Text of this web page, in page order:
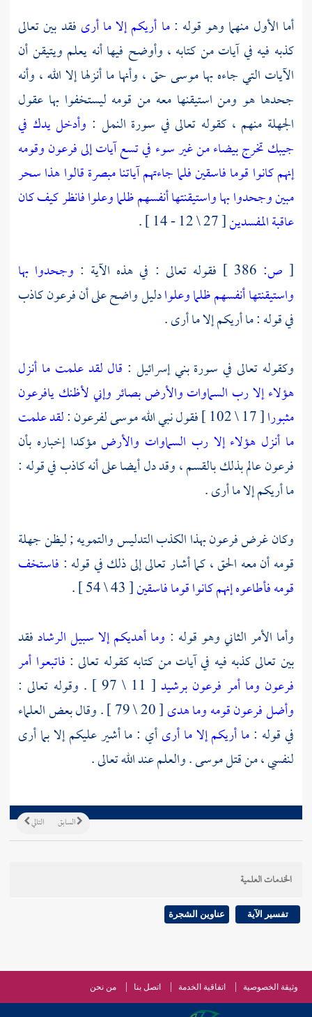
أما الأول منهما وهو قوله :ما أريكم إلا ما أرى فقد بين تعالى
كذبه فيه في آيات من كتابه ، وأوضح فيها أنه يعلم ويتيقن أن
الآيات التي جاءه بهاموسىحق ، وأنها ما أنزلها إلا الله ، وأنه
جحدها هو ومن استيقنها معه من قومه ليستخفوا بها عقول
الجهلة منهم ، كقوله تعالى في سورة النمل : وأدخل يدك في
جيبك تخرج بيضاء من غير سوء في تسع آيات إلى فرعون وقومه
إنهم كانوا قوما فاسقينفلما جاءتهم آياتنا مبصرة قالوا هذا سحر
مبينوجحدوا بها واستيقنتها أنفسهم ظلما وعلوا فانظر كيف كان
عاقبة المفسدين[ 27 \ 12 - 14 ] .
[ ص: فقوله تعالى : في هذه الآية : وجحدوا بها
واستيقنتها أنفسهم ظلما وعلوادليل واضح على أنفرعونكاذب
في قوله : ما أريكم إلا ما أرى .
وكقوله تعالى في سورةبني إسرائيل : قال لقد علمت ما أنزل
هؤلاء إلا رب السماوات والأرض بصائر وإني لأظنك يافرعون
مثبورا[ 17 \ 102 ] فقول نبي الله موسىلفرعون:لقد علمت
ما أنزل هؤلاء إلا رب السماوات والأرضمؤكدا إخباره بأن
فرعون عالم بذلك بالقسم ، وقد دل أيضا على أنه كاذب في قوله :
ما أريكم إلا ما أرى .
وكان غرضفرعونبهذا الكذب التدليس والتمويه ; ليظن جهلة
قومه أن معه الحق ، كما أشار تعالى إلى ذلك في قوله : فاستخف
قومه فأطاعوه إنهم كانوا قوما فاسقين[ 43 \ 54 ] .
وأما الأمر الثاني وهو قوله : وما أهديكم إلا سبيل الرشادفقد
بين تعالى كذبه فيه في آيات من كتابه كقوله تعالى : فاتبعوا أمر
فرعون وما أمر فرعون برشيد [ 11 \ 97 ] . وقوله تعالى :
وأضل فرعون قومه وما هدى
[ 20 \ 79 ] . وقال بعض العلماء
في قوله :ما أريكم إلا ما أرىأي : ما أشير عليكم إلا بما أرى
لنفسي ، من قتلموسى. والعلم عند الله تعالى .
التالي السابق
الخدمات العلمية
تفسير الآية عناوين الشجرة
وثيقة الخصوصية اتفاقية الخدمة اتصل بنا من نحن